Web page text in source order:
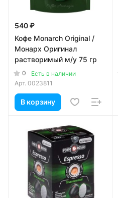
540 ₽
Кофе Monarch Original /
Монарх Оригинал
растворимый м/у 75 гр
0
Есть в наличии
Арт. 0023811
В корзину